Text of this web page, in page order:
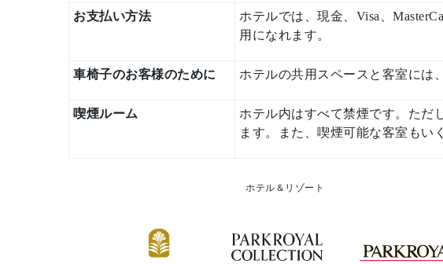
お支払い方法
ホテルでは、現金、Visa、
用になれます。
車椅子のお客様のために ホテルの共用スペースと客室には
喫煙ルーム
ホテル内はすべて禁煙です。ただ
ます。また、喫煙可能な客室もい
ホテル＆リゾート